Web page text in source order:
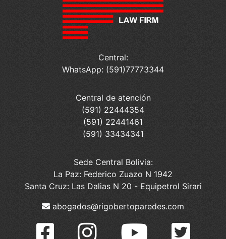
Central:
WhatsApp: (591)77773344
Central de atención
(591) 22444354
(591) 22441461
(591) 33434341
Sede Central Bolivia:
La Paz: Federico Zuazo N 1942
Santa Cruz: Las Dalias N 20 - Equipetrol Sirari
abogados@rigobertoparedes.com